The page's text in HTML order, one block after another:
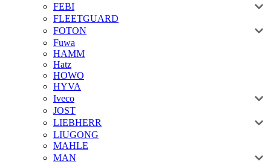
FEBI
FLEETGUARD
FOTON
Fuwa
HAMM
Hatz
HOWO
HYVA
Iveco
JOST
LIEBHERR
LIUGONG
MAHLE
MAN